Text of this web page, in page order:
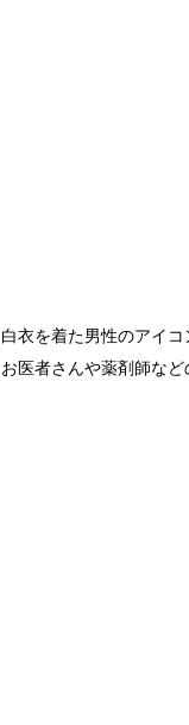
白衣を着た男性のアイコ
お医者さんや薬剤師など